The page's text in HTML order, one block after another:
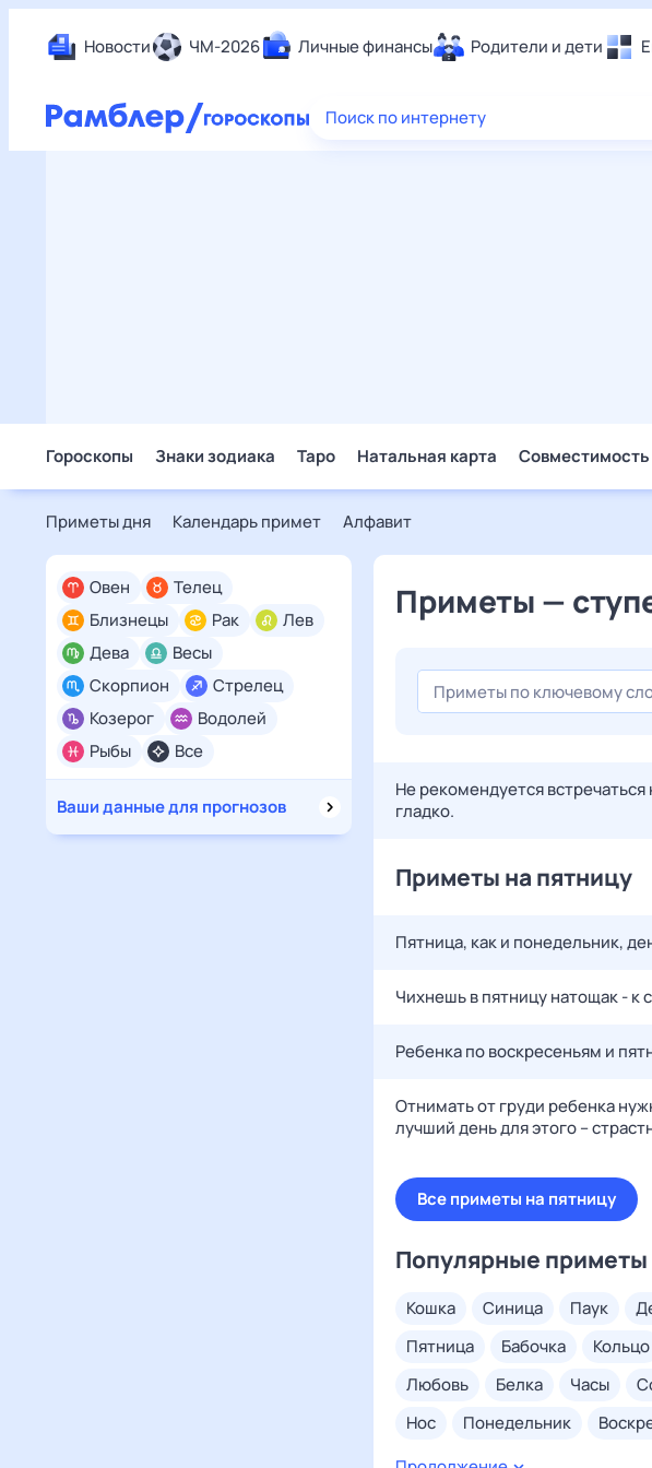
Новости ЧМ-2026 Личные финансы Родители и дети
Еда
Поиск по интернету
Гороскопы Знаки зодиака Таро Натальная карта Совместимость
Приметы дня Календарь примет Алфавит
Все
Овен
Телец
Близнецы
Рак
Лев
Дева
Весы
Скорпион
Стрелец
Козерог
Водолей
Рыбы
Ваши данные для прогнозов
Приметы —
Не рекомендуется
гладко.
Приметы на пятницу
Пятница, как и понедельник,
Чихнешь в пятницу натощак - к
Ребенка по воскресеньям и
Отнимать от груди ребенка
лучший день для этого –
Все приметы на пятницу
Популярные приметы
кошка синица паук
пятница
бабочка кольцо
любовь
белка часы
нос
понедельник
покойник
ногти